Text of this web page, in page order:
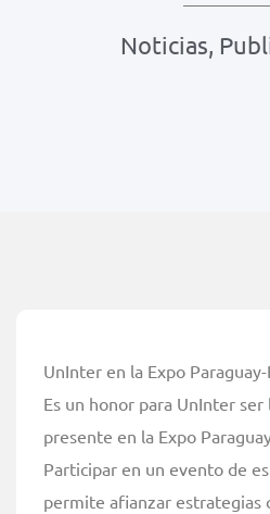
Noticias,
UnInter en la Expo
Es un honor para UnInter
presente en la Expo
Participar en un evento de
permite afianzar estrategias